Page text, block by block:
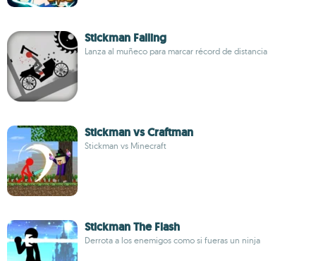
Stickman Falling
Lanza al muñeco para marcar récord de distancia
Stickman vs Craftman
Stickman vs Minecraft
Stickman The Flash
Derrota a los enemigos como si fueras un ninja